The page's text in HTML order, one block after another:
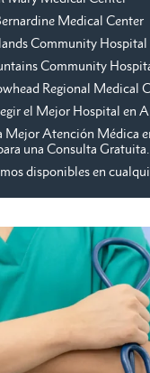
Medical Center
Community Hospital
Community
Regional Medical
el Mejor Hospital en
Mejor Atención Médica
una Consulta Gratuita.
disponibles en